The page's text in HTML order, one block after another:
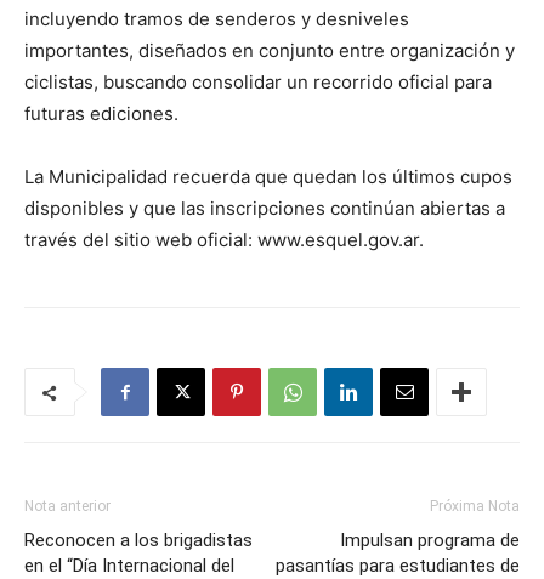
incluyendo tramos de senderos y desniveles
importantes, diseñados en conjunto entre organización y
ciclistas, buscando consolidar un recorrido oficial para
futuras ediciones.
La Municipalidad recuerda que quedan los últimos cupos
disponibles y que las inscripciones continúan abiertas a
través del sitio web oficial: www.esquel.gov.ar.
Nota anterior
Reconocen a los brigadistas
en el “Día Internacional del
Próxima Nota
Impulsan programa de
pasantías para estudiantes de